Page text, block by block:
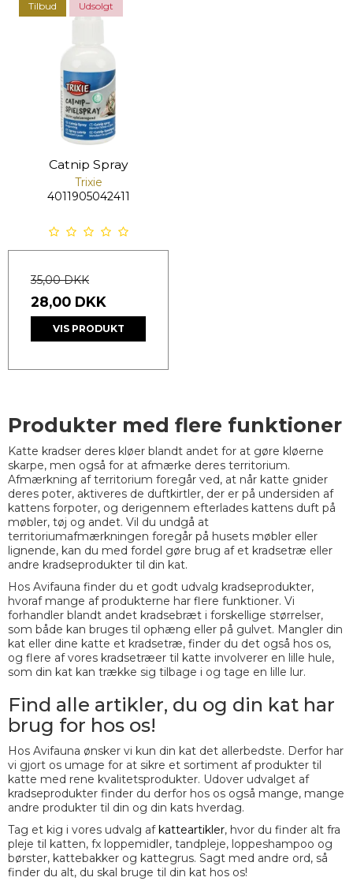
Tilbud Udsolgt
Catnip Spray
Trixie
4011905042411
35,00 DKK
28,00 DKK
VIS PRODUKT
Produkter med flere funktioner
Katte kradser deres kløer blandt andet for at gøre kløerne
skarpe, men også for at afmærke deres territorium.
Afmærkning af territorium foregår ved, at når katte gnider
deres poter, aktiveres de duftkirtler, der er på undersiden af
kattens forpoter, og derigennem efterlades kattens duft på
møbler, tøj og andet. Vil du undgå at
territoriumafmærkningen foregår på husets møbler eller
lignende, kan du med fordel gøre brug af et kradsetræ eller
andre kradseprodukter til din kat.
Hos Avifauna finder du et godt udvalg kradseprodukter,
hvoraf mange af produkterne har flere funktioner. Vi
forhandler blandt andet kradsebræt i forskellige størrelser,
som både kan bruges til ophæng eller på gulvet. Mangler din
kat eller dine katte et kradsetræ, finder du det også hos os,
og flere af vores kradsetræer til katte involverer en lille hule,
som din kat kan trække sig tilbage i og tage en lille lur.
Find alle artikler, du og din kat har
brug for hos os!
Hos Avifauna ønsker vi kun din kat det allerbedste. Derfor har
vi gjort os umage for at sikre et sortiment af produkter til
katte med rene kvalitetsprodukter. Udover udvalget af
kradseprodukter finder du derfor hos os også mange, mange
andre produkter til din og din kats hverdag.
Tag et kig i vores udvalg afkatteartikler, hvor du finder alt fra
pleje til katten, fx loppemidler, tandpleje, loppeshampoo og
børster, kattebakker og kattegrus. Sagt med andre ord, så
finder du alt, du skal bruge til din kat hos os!